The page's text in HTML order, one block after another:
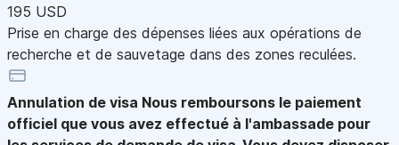
195 USD
Prise en charge des dépenses liées aux opérations de
recherche et de sauvetage dans des zones reculées.
Annulation de visa Nous remboursons le paiement
officiel que vous avez effectué à l'ambassade pour